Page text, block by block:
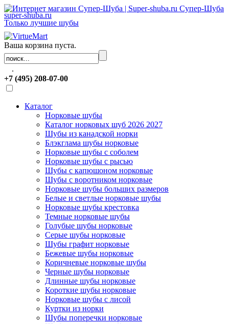
Супер-Шуба
super-shuba.ru
Только лучшие шубы
Ваша корзина пуста.
.
+7 (495) 208-07-00
Каталог
Норковые шубы
Каталог норковых шуб 2026 2027
Шубы из канадской норки
Блэкглама шубы норковые
Норковые шубы с соболем
Норковые шубы с рысью
Шубы с капюшоном норковые
Шубы с воротником норковые
Норковые шубы больших размеров
Белые и светлые норковые шубы
Норковые шубы крестовка
Темные норковые шубы
Голубые шубы норковые
Серые шубы норковые
Шубы графит норковые
Бежевые шубы норковые
Коричневые норковые шубы
Черные шубы норковые
Длинные шубы норковые
Короткие шубы норковые
Норковые шубы с лисой
Куртки из норки
Шубы поперечки норковые